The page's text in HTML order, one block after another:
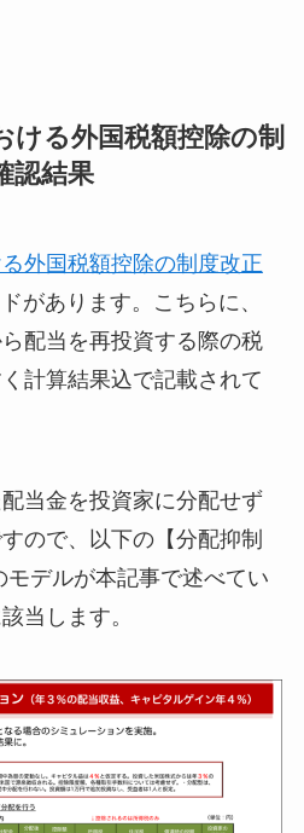
ける外国税額控除の制
認結果
外国税額控除の制度改正
があります。こちらに、
配当を再投資する際の税
計算結果込で記載されて
当金を投資家に分配せず
ので、以下の【分配抑制
モデルが本記事で述べてい
当します。